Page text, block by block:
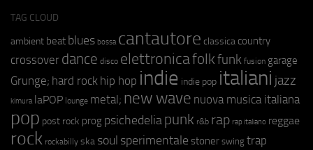
TAG CLOUD
ambient beat blues bossa cantautore classica country
crossover dance disco elettronicafolkfunk fusion garage
Grunge; hard rock hip hop indie indie pop italiani jazz
kimura laPOP lounge metal; new wave nuova musica italiana
pop post rock prog psichedeliapunk r&b rap rap italiano reggae
rock rockabilly ska soul sperimentale stoner swing trap